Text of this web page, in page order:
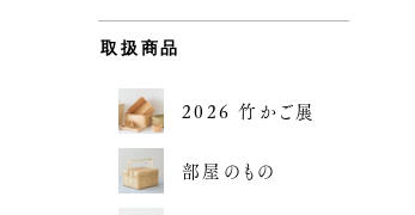
取扱商品
2026 竹かご展
部屋のもの